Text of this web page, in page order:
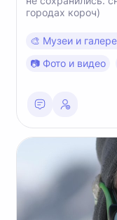
городах короч)
🎨 Музеи и
📷 Фото и видео